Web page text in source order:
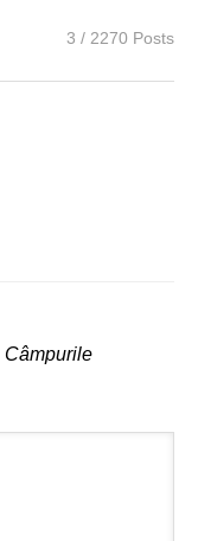
3 / 2270 Posts
Câmpurile